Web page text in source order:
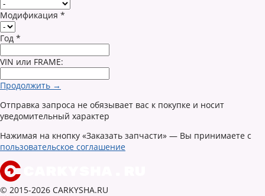
Модификация *
Год *
VIN или FRAME:
Продолжить →
Отправка запроса не обязывает вас к покупке и носит
уведомительный характер
Нажимая на кнопку «Заказать запчасти» — Вы принимаете с
пользовательское соглашение
© 2015-2026 CARKYSHA.RU